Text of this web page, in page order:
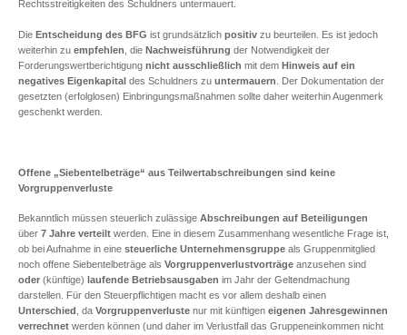
Rechtsstreitigkeiten des Schuldners untermauert.
Die Entscheidung des BFG ist grundsätzlich positiv zu beurteilen. Es ist jedoch
weiterhin zu empfehlen , die Nachweisführung der Notwendigkeit der
Forderungswertberichtigung nicht ausschließlich mit dem Hinweis auf ein
negatives Eigenkapital des Schuldners zu untermauern . Der Dokumentation der
gesetzten (erfolglosen) Einbringungsmaßnahmen sollte daher weiterhin Augenmerk
geschenkt werden.
Offene „Siebentelbeträge“ aus Teilwertabschreibungen sind keine
Vorgruppenverluste
Bekanntlich müssen steuerlich zulässige Abschreibungen auf Beteiligungen
über 7 Jahre verteilt werden. Eine in diesem Zusammenhang wesentliche Frage ist,
ob bei Aufnahme in eine steuerliche Unternehmensgruppe als Gruppenmitglied
noch offene Siebentelbeträge als Vorgruppenverlustvorträge anzusehen sind
oder (künftige) laufende Betriebsausgaben im Jahr der Geltendmachung
darstellen. Für den Steuerpflichtigen macht es vor allem deshalb einen
Unterschied , da Vorgruppenverluste nur mit künftigen eigenen Jahresgewinnen
verrechnet werden können (und daher im Verlustfall das Gruppeneinkommen nicht